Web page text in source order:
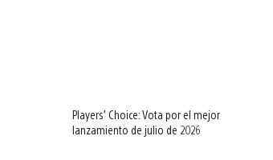
Players’ Choice: Vota por el mejor
lanzamiento de julio de 2026